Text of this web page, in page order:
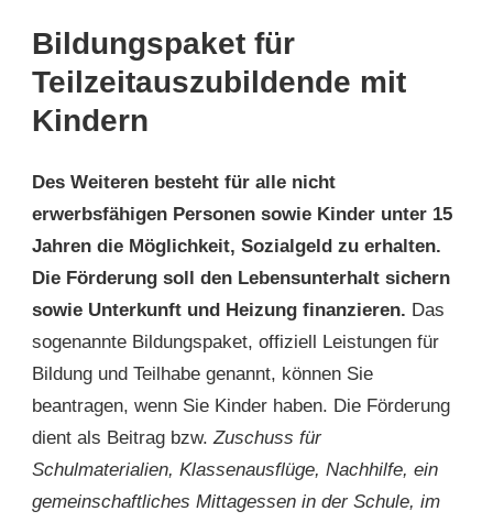
Bildungspaket für
Teilzeitauszubildende mit
Kindern
Des Weiteren besteht für alle nicht
erwerbsfähigen Personen sowie Kinder unter 15
Jahren die Möglichkeit, Sozialgeld zu erhalten.
Die Förderung soll den Lebensunterhalt sichern
sowie Unterkunft und Heizung finanzieren. Das
sogenannte Bildungspaket, offiziell Leistungen für
Bildung und Teilhabe genannt, können Sie
beantragen, wenn Sie Kinder haben. Die Förderung
dient als Beitrag bzw.Zuschuss für
Schulmaterialien, Klassenausflüge, Nachhilfe, ein
gemeinschaftliches Mittagessen in der Schule, im